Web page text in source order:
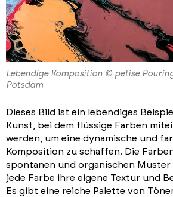
Lebendige Komposition © petise
Potsdam
Dieses Bild ist ein lebendiges
Kunst, bei dem flüssige Farben
werden, um eine dynamische und
Komposition zu schaffen. Die
spontanen und organischen Muster
jede Farbe ihre eigene Textur und
Es gibt eine reiche Palette von